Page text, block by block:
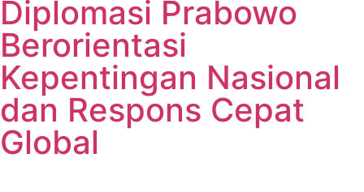
Diplomasi Prabowo
Berorientasi
Kepentingan Nasional
dan Respons Cepat
Global